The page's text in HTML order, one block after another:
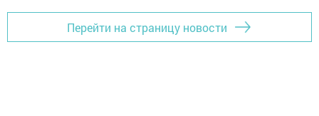
Перейти на страницу новости